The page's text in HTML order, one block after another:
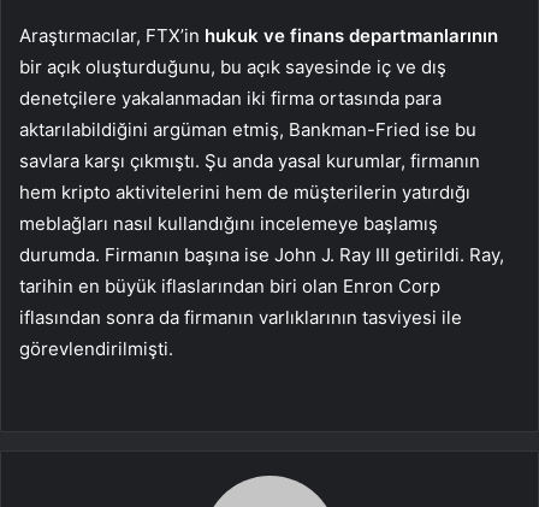
Araştırmacılar, FTX’in hukuk ve finans departmanlarının
bir açık oluşturduğunu, bu açık sayesinde iç ve dış
denetçilere yakalanmadan iki firma ortasında para
aktarılabildiğini argüman etmiş, Bankman-Fried ise bu
savlara karşı çıkmıştı. Şu anda yasal kurumlar, firmanın
hem kripto aktivitelerini hem de müşterilerin yatırdığı
meblağları nasıl kullandığını incelemeye başlamış
durumda. Firmanın başına ise John J. Ray III getirildi. Ray,
tarihin en büyük iflaslarından biri olan Enron Corp
iflasından sonra da firmanın varlıklarının tasviyesi ile
görevlendirilmişti.